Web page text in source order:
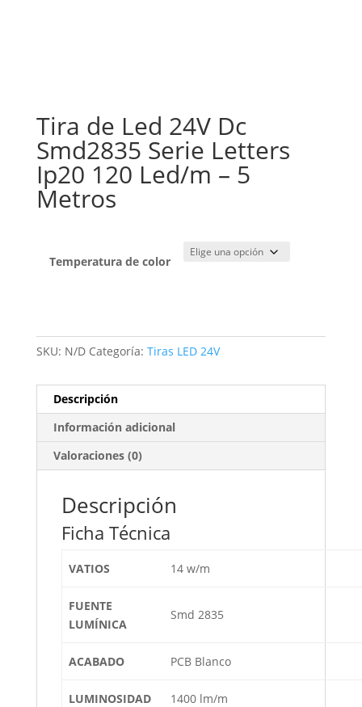
Tira de Led 24V Dc
Smd2835 Serie Letters
Ip20 120 Led/m – 5
Metros
Temperatura de color
SKU: N/D Categoría: Tiras LED 24V
Descripción
Información adicional
Valoraciones (0)
Descripción
Ficha Técnica
VATIOS 14 w/m
FUENTE
LUMÍNICA
Smd 2835
ACABADO PCB Blanco
LUMINOSIDAD 1400 lm/m